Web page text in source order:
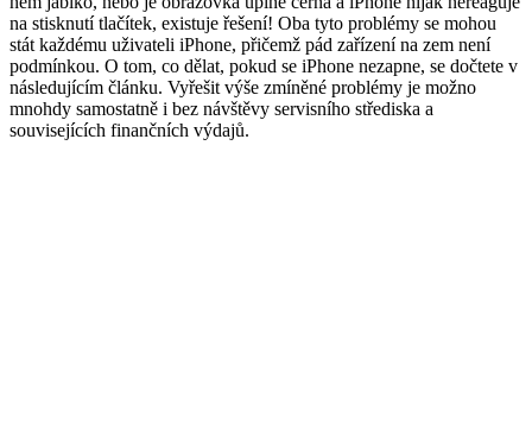
na stisknutí tlačítek, existuje řešení! Oba tyto problémy se mohou
stát každému uživateli iPhone, přičemž pád zařízení na zem není
podmínkou. O tom, co dělat, pokud se iPhone nezapne, se dočtete v
následujícím článku. Vyřešit výše zmíněné problémy je možno
mnohdy samostatně i bez návštěvy servisního střediska a
souvisejících finančních výdajů.